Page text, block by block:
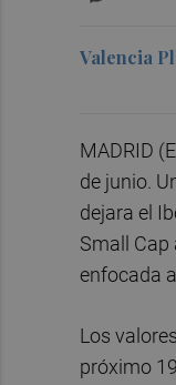
Valencia
MADRID
de junio.
dejara el
Small Cap
enfocada
Los
próximo